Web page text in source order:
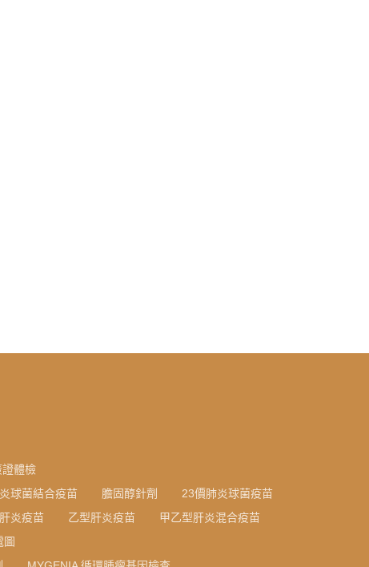
證體檢
球菌結合疫苗 膽固醇針劑
23價肺炎球菌疫苗
炎疫苗 乙型肝炎疫苗
甲乙型肝炎混合疫苗
圖